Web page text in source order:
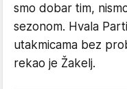
smo dobar tim,
sezonom. Hvala
utakmicama bez
rekao je Žakelj.